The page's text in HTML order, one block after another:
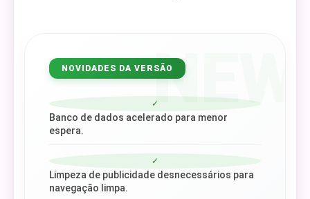
NEW
NOVIDADES DA VERSÃO
✓
Banco de dados acelerado para menor
espera.
✓
Limpeza de publicidade desnecessários para
navegação limpa.